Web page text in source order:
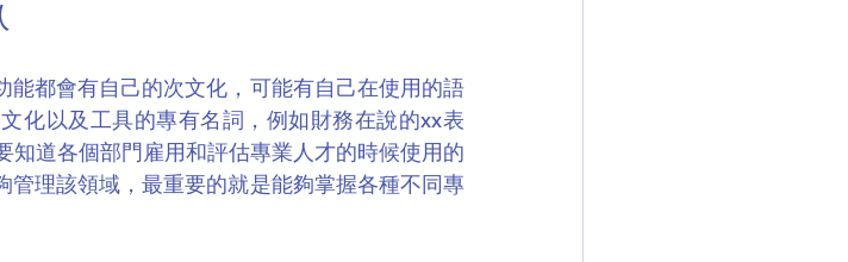
都會有自己的次文化，可能有自己在使用的語
化以及工具的專有名詞，例如財務在說的xx表
道各個部門雇用和評估專業人才的時候使用的
理該領域，最重要的就是能夠掌握各種不同專